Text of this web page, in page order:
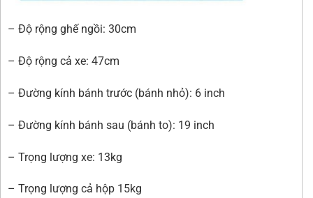
– Độ rộng ghế ngồi: 30cm
– Độ rộng cả xe: 47cm
– Đường kính bánh trước (bánh nhỏ): 6 inch
– Đường kính bánh sau (bánh to): 19 inch
– Trọng lượng xe: 13kg
– Trọng lượng cả hộp 15kg